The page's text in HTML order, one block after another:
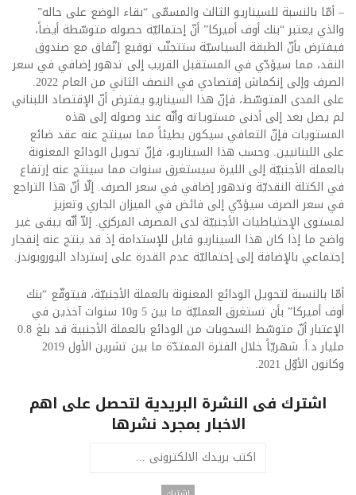
– أمّا بالنسبة للسيناريو الثالث والمسمّى “بقاء الوضع على حاله”
والذي يعتبر “بنك أوف أميركا” أنّ إحتماليّة حصوله متوسّطة أيضاً،
فيفترض بأنّ الطبقة السياسيّة ستتجنّب توقيع إتّفاق مع صندوق
النقد، مما سيؤدّي في المستقبل القريب إلى تدهور إضافي في سعر
الصرف وإلى إنكماش إقتصادي في النصف الثاني من العام 2022.
على المدى المتوسّط، فإنّ هذا السيناريو يفترض أنّ الإقتصاد اللبناني
لم يصل بعد إلى أدنى مستوياته وأنّه عند وصوله إلى هذه
المستويات فإنّ التعافي سيكون بطيئاً مما سينتج عنه عقد ضائع
على اللبنانيين. وحسب هذا السيناريو، فإنّ تحويل الودائع المعنونة
بالعملة الأجنبيّة إلى الليرة سيستغرق سنوات مما سينتج عنه إرتفاع
في الكتلة النقديّة وتدهور إضافي في سعر الصرف. إلّا أنّ هذا التراجع
في سعر الصرف سيؤدّي إلى فائض في الميزان الجاري وتعزيز
لمستوى الإحتياطيات الأجنبيّة لدى المصرف المركزي. إلاّ أنّه يبقى غير
واضح ما إذا كان هذا السيناريو قابل للإستدامة إذ قد ينتج عنه إنفجار
إجتماعي بالإضافة إلى إحتماليّة عدم القدرة على إسترداد اليوروبوندز.
أمّا بالنسبة لتحويل الودائع المعنونة بالعملة الأجنبيّة، فيتوقّع “بنك
أوف أميركا” بأن تستغرق العمليّة ما بين 5 و10 سنوات آخذين في
الإعتبار أنّ متوسّط السحوبات من الودائع بالعملة الأجنبية قد بلغ 0.8
مليار د.أ. شهريّاً خلال الفترة الممتدّة ما بين تشرين الأول 2019
وكانون الأوّل 2021.
اشترك فى النشرة البريدية لتحصل على اهم
الاخبار بمجرد نشرها